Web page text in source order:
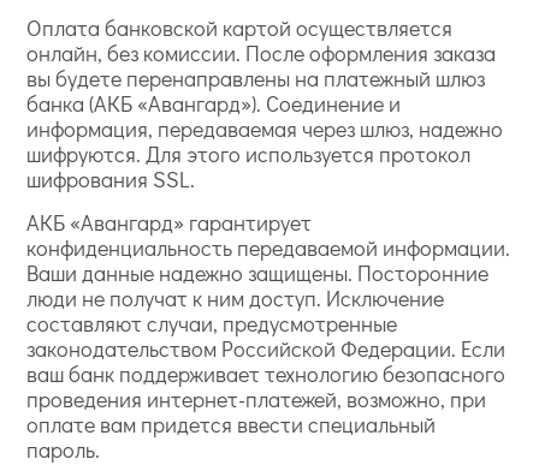
Оплата банковской картой осуществляется
онлайн, без комиссии. После оформления заказа
вы будете перенаправлены на платежный шлюз
банка (АКБ «Авангард»). Соединение и
информация, передаваемая через шлюз, надежно
шифруются. Для этого используется протокол
шифрования SSL.
АКБ «Авангард» гарантирует
конфиденциальность передаваемой информации.
Ваши данные надежно защищены. Посторонние
люди не получат к ним доступ. Исключение
составляют случаи, предусмотренные
законодательством Российской Федерации. Если
ваш банк поддерживает технологию безопасного
проведения интернет-платежей, возможно, при
оплате вам придется ввести специальный
пароль.